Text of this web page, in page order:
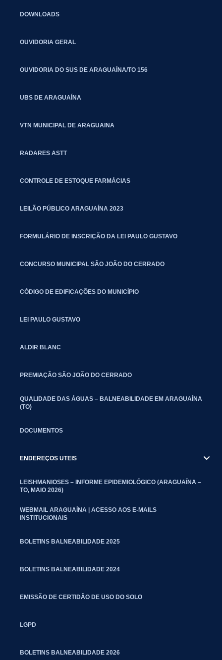
DOWNLOADS
OUVIDORIA GERAL
OUVIDORIA DO SUS DE ARAGUAÍNA/TO 156
UBS DE ARAGUAÍNA
VTN MUNICIPAL DE ARAGUAINA
RADARES ASTT
CONTROLE DE ESTOQUE FARMÁCIAS
LEILÃO PÚBLICO ARAGUAÍNA 2023
FORMULÁRIO DE INSCRIÇÃO DA LEI PAULO GUSTAVO
CONCURSO MUNICIPAL SÃO JOÃO DO CERRADO
CÓDIGO DE EDIFICAÇÕES DO MUNICÍPIO
LEI PAULO GUSTAVO
ALDIR BLANC
PREMIAÇÃO SÃO JOÃO DO CERRADO
QUALIDADE DAS ÁGUAS – BALNEABILIDADE EM ARAGUAÍNA
(TO)
DOCUMENTOS
ENDEREÇOS UTEIS
LEISHMANIOSES – INFORME EPIDEMIOLÓGICO (ARAGUAÍNA –
TO, MAIO 2026)
WEBMAIL ARAGUAÍNA | ACESSO AOS E-MAILS
INSTITUCIONAIS
BOLETINS BALNEABILIDADE 2025
BOLETINS BALNEABILIDADE 2024
EMISSÃO DE CERTIDÃO DE USO DO SOLO
LGPD
BOLETINS BALNEABILIDADE 2026